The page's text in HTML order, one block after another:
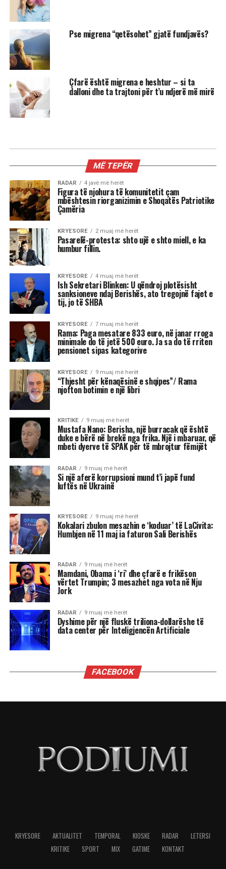
Pse migrena “qetësohet” gjatë fundjavës?
Çfarë është migrena e heshtur – si ta
dalloni dhe ta trajtoni për t’u ndjerë më mirë
3 shenjat më xheloze të horoskopit
Astrologjia tregon se disa shenja të zodiakut
janë më të prirura të përjetojnë xhelozi, për
shkak të pasigurisë, krenarisë ose nevojës së
fortë për njohje.
Kjo dinamikë shpesh sjell tensione dhe konflikte,
si në jetën personale, ashtu edhe në atë
profesionale.
Më poshtë janë tre shenjat e zodiakut që
konsiderohen më xheloze:
Akrepi
I njohur për intensitetin e tij emocional, akrepi
shpesh konkurron në heshtje. Kur ndjen se është
tejkaluar, mund të mbajë mëri dhe të tërhiqet
nga të tjerët.
Luani
Luanët kanë nevojë të madhe për vëmendje dhe
admirim. Kur këto nevoja nuk plotësohen,
ndjenja e xhelozisë mund të bëhet e fortë. Ata
shpesh nënvlerësojnë ata që i sfidojnë në
pozicionin e tyre, sidomos në rolin udhëheqës.
Astrologjia i këshillon Luanët të ushtrojnë më
shumë përulësi për të shmangur zilitë e
panevojshme.
Virgjëresha
nevojës së tyre për përsosmëri. Krahasimet e
ndihen konkurrues ose të zhgënjyer. Ato
ritmin e saj personal dhe të shmangë krahasimet
e panevojshme.
LAJMI I RRADHËS
Migrena në rritje, pse gjithnjë e më shumë të rinj kanë